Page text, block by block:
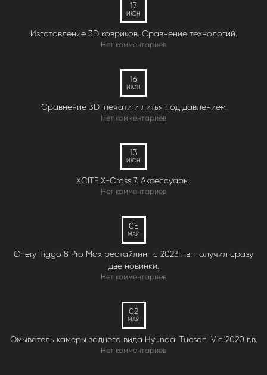
17
ИЮН
Изготовление 3D ковриков. Сравнение технологий.
Нет комментариев
16
ИЮН
Сравнение 3D-печати и литья под давлением
Нет комментариев
13
ИЮН
XCITE X-Cross 7. Аксессуары.
Нет комментариев
05
МАЙ
Chery Tiggo 8 Pro Max рестайлинг с 2023 г.в. получил сразу
две новинки.
Нет комментариев
02
МАЙ
Омыватель камеры заднего вида Hyundai Tucson IV c 2020 г.в.
Нет комментариев